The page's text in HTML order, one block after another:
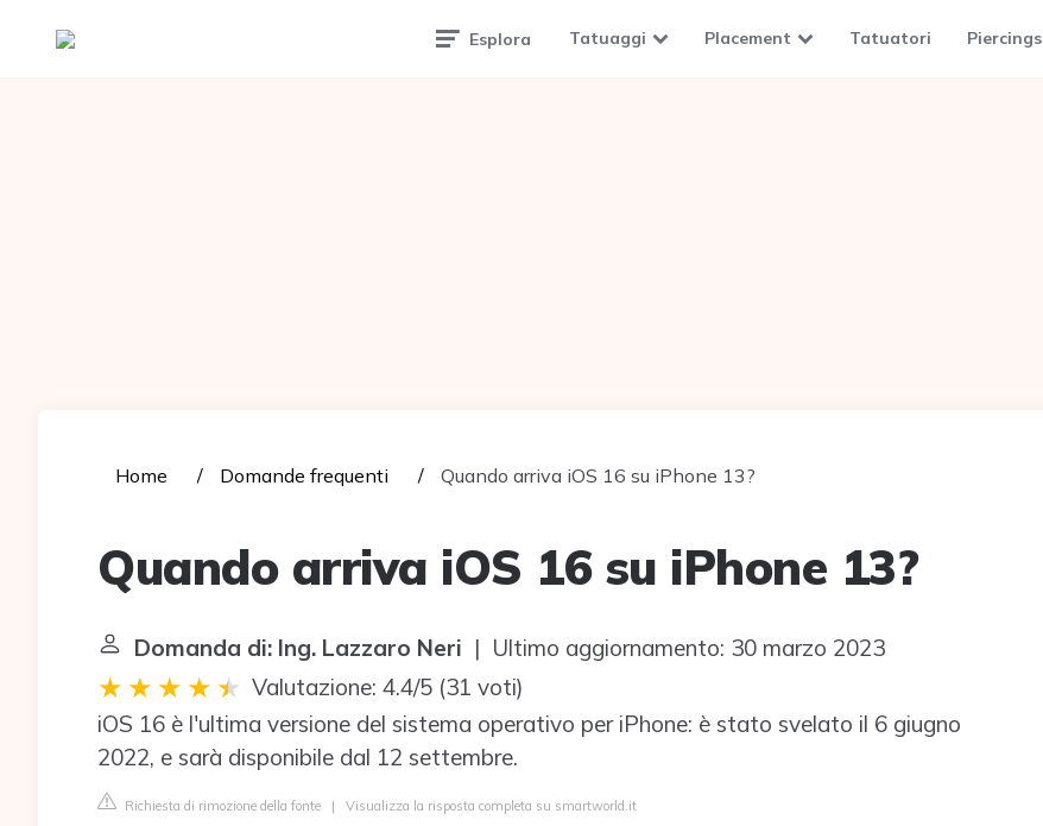
Tattoomuse.it Esplora Tatuaggi Placement Tatuatori Piercings
Home Domande frequenti Quando arriva iOS 16 su iPhone 13?
Quando arriva iOS 16 su iPhone 13?
Domanda di: Ing. Lazzaro Neri | Ultimo aggiornamento: 30 marzo 2023
Valutazione: 4.4/5 (31 voti)
iOS 16 è l'ultima versione del sistema operativo per iPhone: è stato svelato il 6 giugno
2022, e sarà disponibile dal 12 settembre.
Richiesta di rimozione della fonte | Visualizza la risposta completa su smartworld.it